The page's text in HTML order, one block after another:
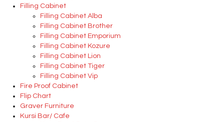
Filling Cabinet
Filling Cabinet Alba
Filling Cabinet Brother
Filling Cabinet Emporium
Filling Cabinet Kozure
Filling Cabinet Lion
Filling Cabinet Tiger
Filling Cabinet Vip
Fire Proof Cabinet
Flip Chart
Graver Furniture
Kursi Bar/ Cafe